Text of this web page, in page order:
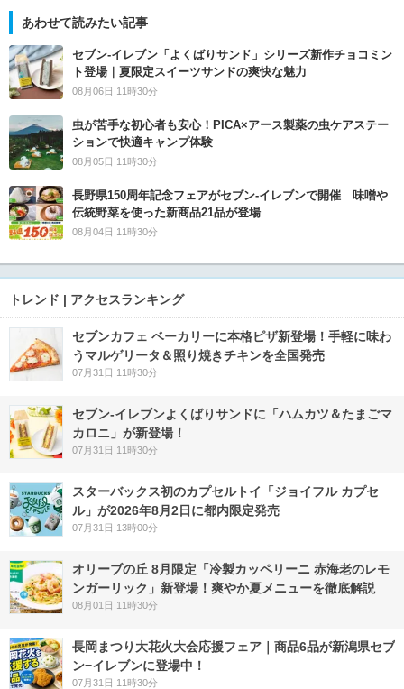
あわせて読みたい記事
セブン‐イレブン「よくばりサンド」シリーズ新作チョコミン
ト登場｜夏限定スイーツサンドの爽快な魅力
08月06日 11時30分
虫が苦手な初心者も安心！PICA×アース製薬の虫ケアステー
ションで快適キャンプ体験
08月05日 11時30分
長野県150周年記念フェアがセブン-イレブンで開催 味噌や
伝統野菜を使った新商品21品が登場
08月04日 11時30分
トレンド | アクセスランキング
セブンカフェ ベーカリーに本格ピザ新登場！手軽に味わ
うマルゲリータ＆照り焼きチキンを全国発売
07月31日 11時30分
セブン‐イレブンよくばりサンドに「ハムカツ＆たまごマ
カロニ」が新登場！
07月31日 11時30分
スターバックス初のカプセルトイ「ジョイフル カプセ
ル」が2026年8月2日に都内限定発売
07月31日 13時00分
オリーブの丘 8月限定「冷製カッペリーニ 赤海老のレモ
ンガーリック」新登場！爽やか夏メニューを徹底解説
08月01日 11時30分
長岡まつり大花火大会応援フェア｜商品6品が新潟県セブ
ン−イレブンに登場中！
07月31日 11時30分